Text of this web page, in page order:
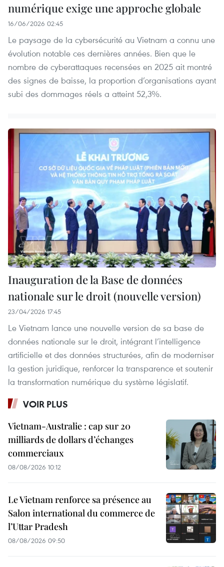
numérique exige une approche globale
16/06/2026 02:45
Le paysage de la cybersécurité au Vietnam a connu une
évolution notable ces dernières années. Bien que le
nombre de cyberattaques recensées en 2025 ait montré
des signes de baisse, la proportion d’organisations ayant
subi des dommages réels a atteint 52,3%.
Inauguration de la Base de données
nationale sur le droit (nouvelle version)
23/04/2026 17:45
Le Vietnam lance une nouvelle version de sa base de
données nationale sur le droit, intégrant l’intelligence
artificielle et des données structurées, afin de moderniser
la gestion juridique, renforcer la transparence et soutenir
la transformation numérique du système législatif.
VOIR PLUS
Vietnam-Australie : cap sur 20
milliards de dollars d’échanges
commerciaux
08/08/2026 10:12
Le Vietnam renforce sa présence au
Salon international du commerce de
l’Uttar Pradesh
08/08/2026 09:50